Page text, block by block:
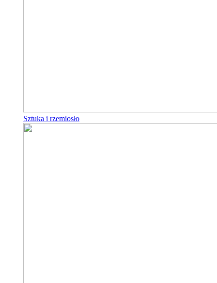
Sztuka i rzemiosło